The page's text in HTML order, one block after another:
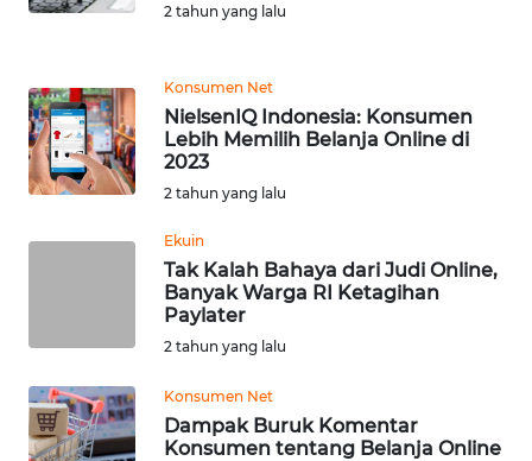
2 tahun yang lalu
Konsumen Net
NielsenIQ Indonesia: Konsumen
Lebih Memilih Belanja Online di
2023
2 tahun yang lalu
Ekuin
Tak Kalah Bahaya dari Judi Online,
Banyak Warga RI Ketagihan
Paylater
2 tahun yang lalu
Konsumen Net
Dampak Buruk Komentar
Konsumen tentang Belanja Online
WN
NTB
SULTENG
WN
BABEL